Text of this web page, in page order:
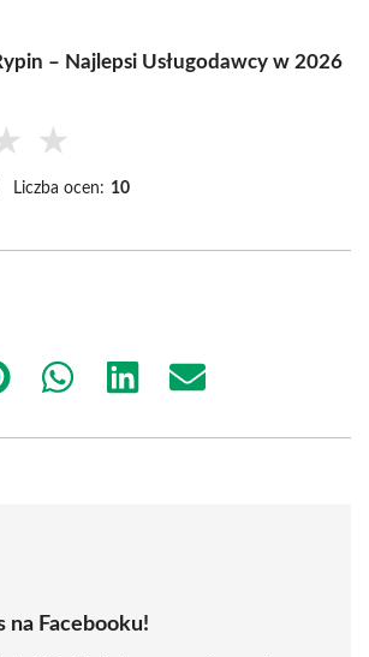
– Najlepsi Usługodawcy w 2026
★
Liczba ocen: 10
Share
Share
Share
na Facebooku!